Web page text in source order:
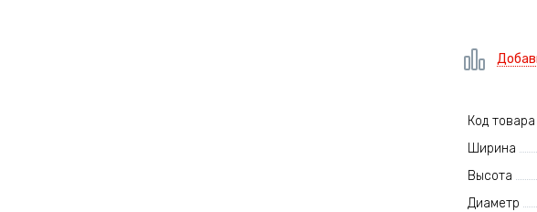
Код товара
Ширина
Высота
Диаметр